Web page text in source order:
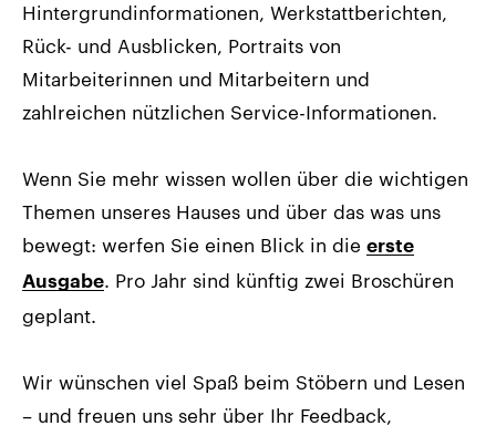
Hintergrundinformationen, Werkstattberichten,
Rück- und Ausblicken, Portraits von
Mitarbeiterinnen und Mitarbeitern und
zahlreichen nützlichen Service-Informationen.
Wenn Sie mehr wissen wollen über die wichtigen
Themen unseres Hauses und über das was uns
bewegt: werfen Sie einen Blick in die erste
Ausgabe. Pro Jahr sind künftig zwei Broschüren
geplant.
Wir wünschen viel Spaß beim Stöbern und Lesen
– und freuen uns sehr über Ihr Feedback,